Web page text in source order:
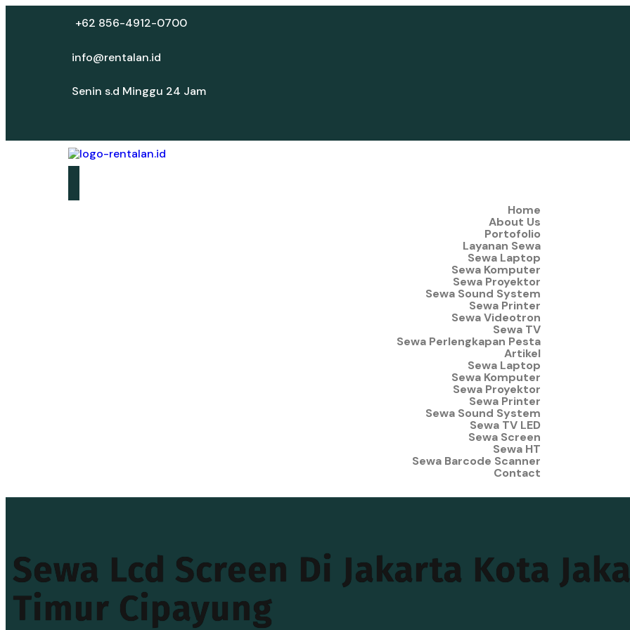
+62 856-4912-0700
info@rentalan.id
Senin s.d Minggu 24 Jam
Home
About Us
Portofolio
Layanan Sewa
Sewa Laptop
Sewa Komputer
Sewa Proyektor
Sewa Sound System
Sewa Printer
Sewa Videotron
Sewa TV
Sewa Perlengkapan Pesta
Artikel
Sewa Laptop
Sewa Komputer
Sewa Proyektor
Sewa Printer
Sewa Sound System
Sewa TV LED
Sewa Screen
Sewa HT
Sewa Barcode Scanner
Contact
Sewa Lcd Screen Di Jakarta Kota
Timur Cipayung